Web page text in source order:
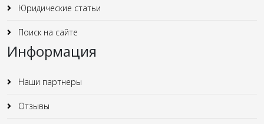
Юридические статьи
Поиск на сайте
Информация
Наши партнеры
Отзывы